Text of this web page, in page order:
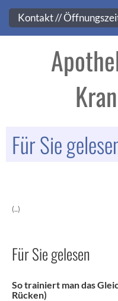
Kontakt
Für Sie
(..)
Für Sie gelesen
So trainiert man das
Rücken)
Kontakt //